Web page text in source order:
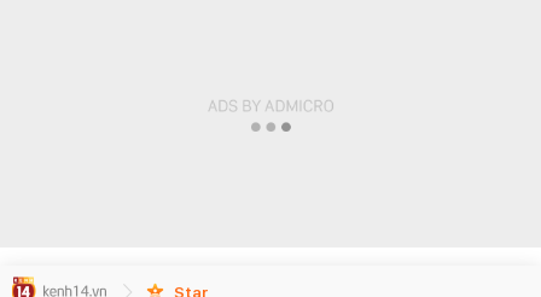
Star